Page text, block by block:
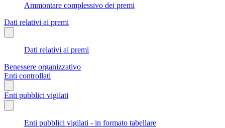
Ammontare complessivo dei premi
Dati relativi ai premi
Dati relativi ai premi
Benessere organizzativo
Enti controllati
Enti pubblici vigilati
Enti pubblici vigilati - in formato tabellare